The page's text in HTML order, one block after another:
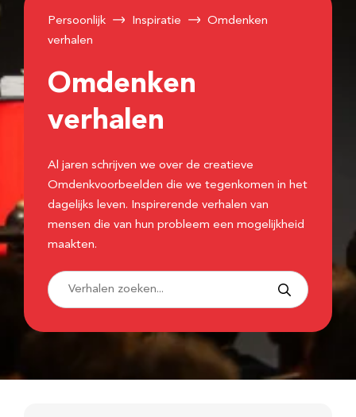
Persoonlijk Inspiratie
Omdenken
verhalen
Omdenken
verhalen
Al jaren schrijven we over de creatieve
Omdenkvoorbeelden die we tegenkomen in het
dagelijks leven. Inspirerende verhalen van
mensen die van hun probleem een mogelijkheid
maakten.